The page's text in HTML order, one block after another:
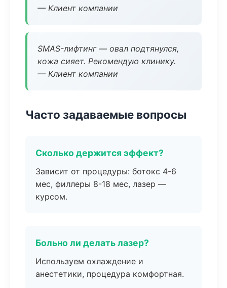
— Клиент компании
SMAS-лифтинг — овал подтянулся,
кожа сияет. Рекомендую клинику.
— Клиент компании
Часто задаваемые вопросы
Сколько держится эффект?
Зависит от процедуры: ботокс 4-6
мес, филлеры 8-18 мес, лазер —
курсом.
Больно ли делать лазер?
Используем охлаждение и
анестетики, процедура комфортная.